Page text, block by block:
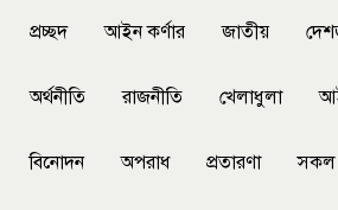
প্রচ্ছদ আইন কর্ণার জাতীয়
অর্থনীতি রাজনীতি খেলাধুলা
বিনোদন অপরাধ প্রতারণা সকল